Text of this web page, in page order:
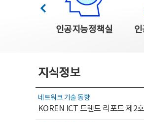
인공지능정책실
이전
지식정보
네트워크 기술 동향
KOREN ICT 트렌드 리포트 제2호